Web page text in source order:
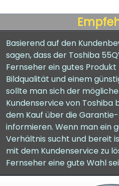
Basierend auf den
sagen, dass der Toshiba
Fernseher ein gutes
Bildqualität und einem
sollte man sich der
Kundenservice von Toshiba
dem Kauf über die
informieren. Wenn man ein
Verhältnis sucht und bereit
mit dem Kundenservice zu
Fernseher eine gute Wahl